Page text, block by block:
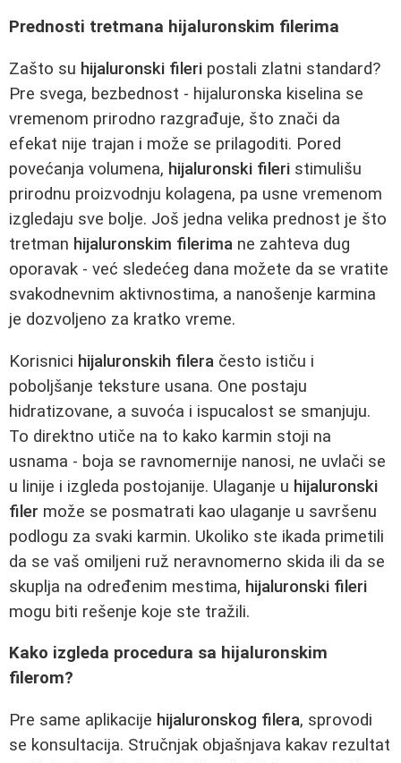
Prednosti tretmana hijaluronskim filerima
Zašto su hijaluronski fileri postali zlatni standard?
Pre svega, bezbednost - hijaluronska kiselina se
vremenom prirodno razgrađuje, što znači da
efekat nije trajan i može se prilagoditi. Pored
povećanja volumena, hijaluronski fileri stimulišu
prirodnu proizvodnju kolagena, pa usne vremenom
izgledaju sve bolje. Još jedna velika prednost je što
tretman hijaluronskim filerima ne zahteva dug
oporavak - već sledećeg dana možete da se vratite
svakodnevnim aktivnostima, a nanošenje karmina
je dozvoljeno za kratko vreme.
Korisnici hijaluronskih filera često ističu i
poboljšanje teksture usana. One postaju
hidratizovane, a suvoća i ispucalost se smanjuju.
To direktno utiče na to kako karmin stoji na
usnama - boja se ravnomernije nanosi, ne uvlači se
u linije i izgleda postojanije. Ulaganje u hijaluronski
filer može se posmatrati kao ulaganje u savršenu
podlogu za svaki karmin. Ukoliko ste ikada primetili
da se vaš omiljeni ruž neravnomerno skida ili da se
skuplja na određenim mestima, hijaluronski fileri
mogu biti rešenje koje ste tražili.
Kako izgleda procedura sa hijaluronskim
filerom?
Pre same aplikacije hijaluronskog filera, sprovodi
se konsultacija. Stručnjak objašnjava kakav rezultat